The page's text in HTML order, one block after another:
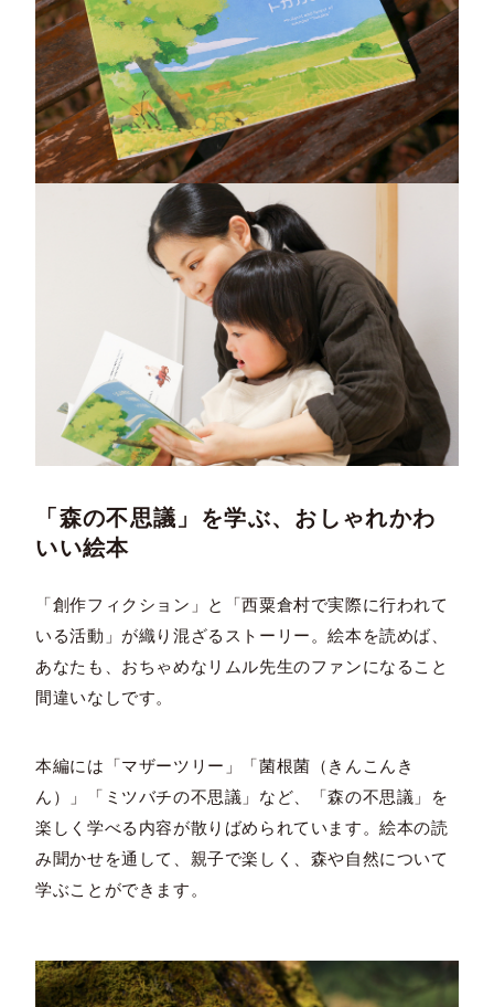
「森の不思議」を学ぶ、おしゃれかわ
いい絵本
「創作フィクション」と「西粟倉村で実際に行われて
いる活動」が織り混ざるストーリー。絵本を読めば、
あなたも、おちゃめなリムル先生のファンになること
間違いなしです。
本編には「マザーツリー」「菌根菌（きんこんき
ん）」「ミツバチの不思議」など、「森の不思議」を
楽しく学べる内容が散りばめられています。絵本の読
み聞かせを通して、親子で楽しく、森や自然について
学ぶことができます。